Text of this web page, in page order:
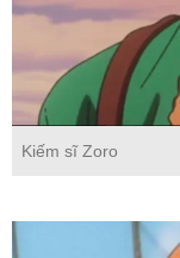
Kiếm sĩ Zoro